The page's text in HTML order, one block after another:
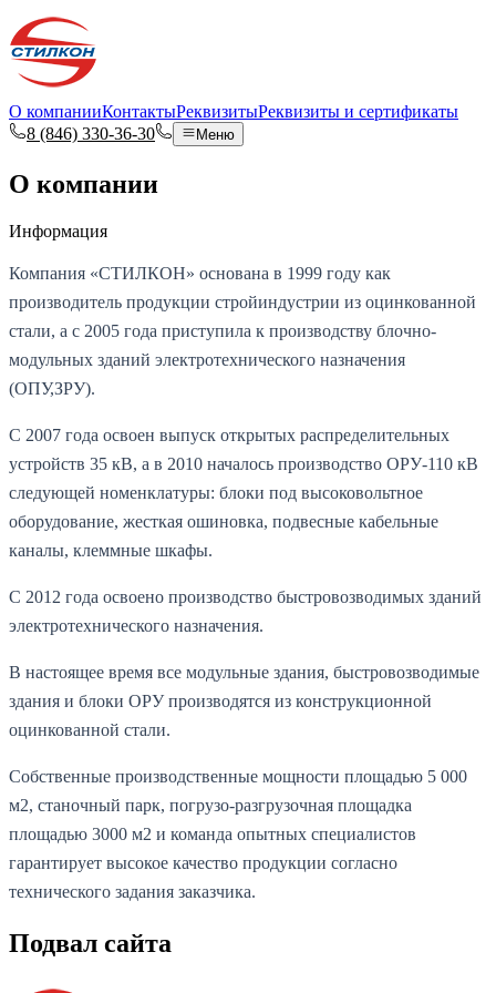
Перейти к содержимому
О компанииКонтактыРеквизитыРеквизиты и сертификаты
8 (846) 330-36-30
Меню
О компании
Информация
Компания «СТИЛКОН» основана в 1999 году как
производитель продукции стройиндустрии из оцинкованной
стали, а с 2005 года приступила к производству блочно-
модульных зданий электротехнического назначения
(ОПУ,ЗРУ).
С 2007 года освоен выпуск открытых распределительных
устройств 35 кВ, а в 2010 началось производство ОРУ-110 кВ
следующей номенклатуры: блоки под высоковольтное
оборудование, жесткая ошиновка, подвесные кабельные
каналы, клеммные шкафы.
С 2012 года освоено производство быстровозводимых зданий
электротехнического назначения.
В настоящее время все модульные здания, быстровозводимые
здания и блоки ОРУ производятся из конструкционной
оцинкованной стали.
Собственные производственные мощности площадью 5 000
м2, станочный парк, погрузо-разгрузочная площадка
площадью 3000 м2 и команда опытных специалистов
гарантирует высокое качество продукции согласно
технического задания заказчика.
Подвал сайта